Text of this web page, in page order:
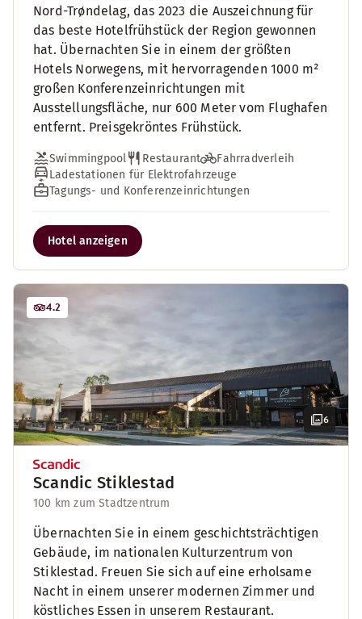
Nord-Trøndelag, das 2023 die Auszeichnung für
das beste Hotelfrühstück der Region gewonnen
hat. Übernachten Sie in einem der größten
Hotels Norwegens, mit hervorragenden 1000 m²
großen Konferenzeinrichtungen mit
Ausstellungsfläche, nur 600 Meter vom Flughafen
entfernt. Preisgekröntes Frühstück.
Swimmingpool Restaurant
Fahrradverleih
Ladestationen für Elektrofahrzeuge
Tagungs- und Konferenzeinrichtungen
Hotel anzeigen
6
4.2
Scandic Stiklestad
100 km zum Stadtzentrum
Übernachten Sie in einem geschichtsträchtigen
Gebäude, im nationalen Kulturzentrum von
Stiklestad. Freuen Sie sich auf eine erholsame
Nacht in einem unserer modernen Zimmer und
köstliches Essen in unserem Restaurant.